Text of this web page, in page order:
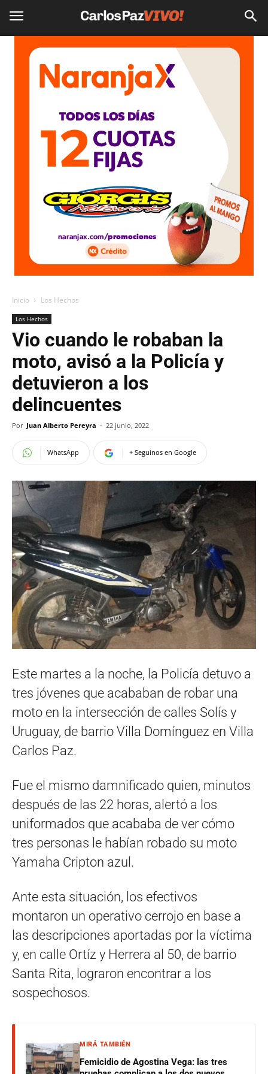
Inicio Los Hechos
Los Hechos
Vio cuando le robaban la
moto, avisó a la Policía y
detuvieron a los
delincuentes
Por Juan Alberto Pereyra - 22 junio, 2022
WhatsApp + Seguinos en Google
Este martes a la noche, la Policía detuvo a
tres jóvenes que acababan de robar una
moto en la intersección de calles Solís y
Uruguay, de barrio Villa Domínguez en Villa
Carlos Paz.
Fue el mismo damnificado quien, minutos
después de las 22 horas, alertó a los
uniformados que acababa de ver cómo
tres personas le habían robado su moto
Yamaha Cripton azul.
Ante esta situación, los efectivos
montaron un operativo cerrojo en base a
las descripciones aportadas por la víctima
y, en calle Ortíz y Herrera al 50, de barrio
Santa Rita, lograron encontrar a los
sospechosos.
MIRÁ TAMBIÉN
Femicidio de Agostina Vega: las tres